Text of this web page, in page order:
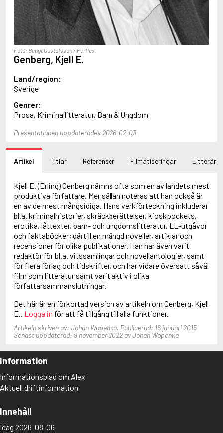
Akunin, Boris
Alfredson, Hans
Alfredsson, Karin
Allan, Barbara
Allan, John B.
Allbeury, Ted
Allen, Grant
Allende, Isabel
Allingham, Margery
Alsterdal, Tove
Alving, Fanny
Alvtegen, Karin
Ambler, Eric
Aminoff, Ivan
Anappara, Deepa
Anders, Sigrid
Andersen, Carlo
Anderson, F.I.
Anderson, James
Foto: Bengt Gustafsson / Forflex
Genberg, Kjell E.
Land/region:
Sverige
Genrer:
Prosa, Kriminallitteratur, Barn & Ungdom
Presentationen uppdaterades 2026-02-03
Artikel Titlar Referenser Filmatiseringar Litterära
Kjell E. (Erling) Genberg nämns ofta som en av landets mest
produktiva författare. Mer sällan noteras att han också är
en av de mest mångsidiga. Hans verkförteckning inkluderar
bl.a. kriminalhistorier, skräckberättelser, kioskpockets,
erotika, låttexter, barn- och ungdomslitteratur, LL-utgåvor
och faktaböcker; därtill en mängd noveller, artiklar och
recensioner för olika publikationer. Han har även varit
redaktör för bl.a. vitssamlingar och novellantologier, samt
för flera förlag och tidskrifter, och har vidare översatt såväl
film som litteratur samt varit aktiv i olika
författarsammanslutningar.
Det här är en förkortad version av artikeln om Genberg, Kjell
E.. Logga in för att få tillgång till alla funktioner.
Artikeln skriven av: Johan Wopenka. Publicerad: 16 januari 2015
Senast uppdaterad: 9 november 2022 av Johan Wopenka
Information
Informationsblad om Alex
Aktuell driftinformation
Innehåll
Idag 2026-08-06